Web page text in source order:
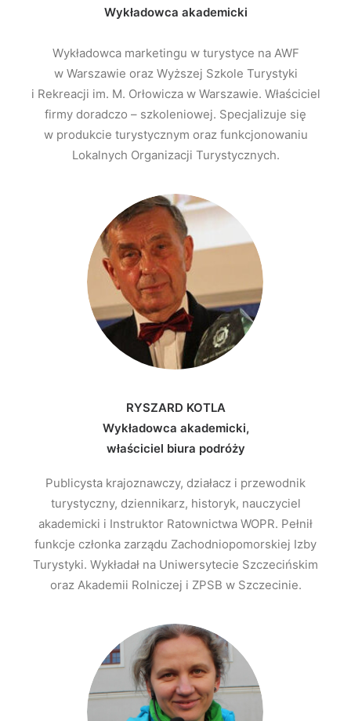
Wykładowca akademicki
Wykładowca marketingu w turystyce na AWF
w Warszawie oraz Wyższej Szkole Turystyki
i Rekreacji im. M. Orłowicza w Warszawie. Właściciel
firmy doradczo – szkoleniowej. Specjalizuje się
w produkcie turystycznym oraz funkcjonowaniu
Lokalnych Organizacji Turystycznych.
RYSZARD KOTLA
Wykładowca akademicki,
właściciel biura podróży
Publicysta krajoznawczy, działacz i przewodnik
turystyczny, dziennikarz, historyk, nauczyciel
akademicki i Instruktor Ratownictwa WOPR. Pełnił
funkcje członka zarządu Zachodniopomorskiej Izby
Turystyki. Wykładał na Uniwersytecie Szczecińskim
oraz Akademii Rolniczej i ZPSB w Szczecinie.